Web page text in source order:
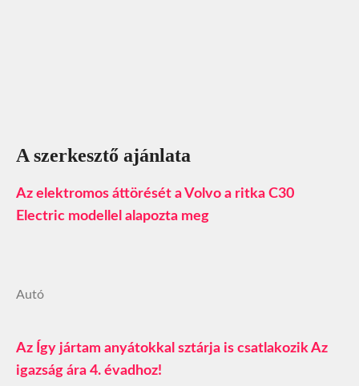
A szerkesztő ajánlata
Az elektromos áttörését a Volvo a ritka C30
Electric modellel alapozta meg
Autó
Az Így jártam anyátokkal sztárja is csatlakozik Az
igazság ára 4. évadhoz!